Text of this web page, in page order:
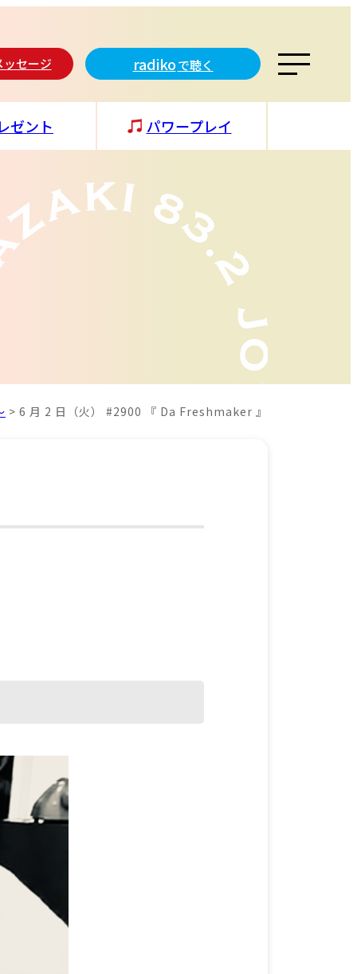
ッセージ radikoで聴く
ゼント パワープレイ
> 6 月 2 日（火） #2900 『 Da Freshmaker 』